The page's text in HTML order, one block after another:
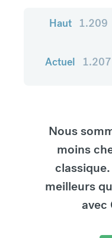
Haut 1.209
Actuel 1.207
Nous
moins
meilleurs
avec